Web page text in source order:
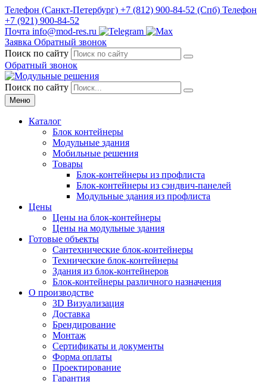
Телефон (Санкт-Петербург) +7 (812) 900-84-52 (Спб) Телефон
+7 (921) 900-84-52
Почта info@mod-res.ru
Заявка Обратный звонок
Поиск по сайту
Обратный звонок
Поиск по сайту
Меню
Каталог
Блок контейнеры
Модульные здания
Мобильные решения
Товары
Блок-контейнеры из профлиста
Блок-контейнеры из сэндвич-панелей
Модульные здания из профлиста
Цены
Цены на блок-контейнеры
Цены на модульные здания
Готовые объекты
Сантехнические блок-контейнеры
Технические блок-контейнеры
Здания из блок-контейнеров
Блок-контейнеры различного назначения
О производстве
3D Визуализация
Доставка
Брендирование
Монтаж
Сертификаты и документы
Форма оплаты
Проектирование
Гарантия